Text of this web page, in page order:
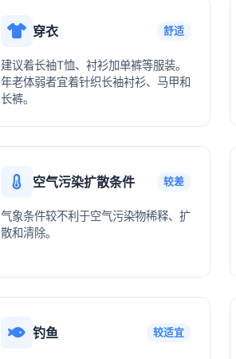
穿衣 舒适
建议着长袖T恤、衬衫加单裤等服装。
年老体弱者宜着针织长袖衬衫、马甲和
长裤。
空气污染扩散条件 较差
气象条件较不利于空气污染物稀释、扩
散和清除。
钓鱼 较适宜